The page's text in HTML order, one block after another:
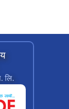
लि.